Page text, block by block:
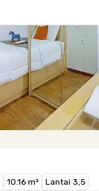
10.16 m²
Lantai 3,5